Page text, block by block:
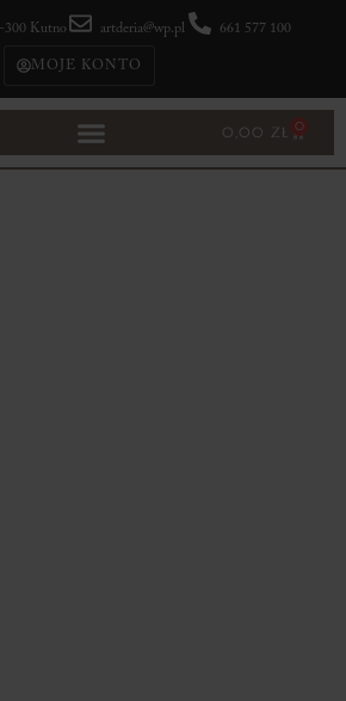
MOJE KONTO
300 Kutno artderia@wp.pl 661 577 100
0,00 ZŁ 0